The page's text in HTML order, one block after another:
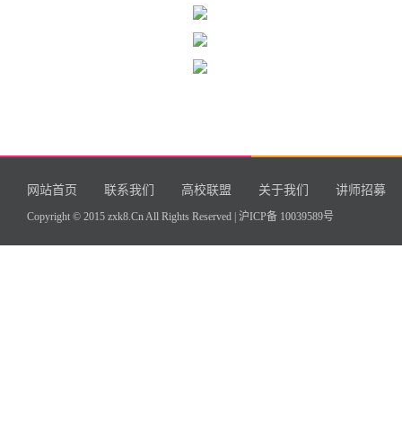
网站首页 联系我们 高校联盟 关于我们 讲师招募
Copyright © 2015 zxk8.Cn All Rights Reserved | 沪ICP备 10039589号